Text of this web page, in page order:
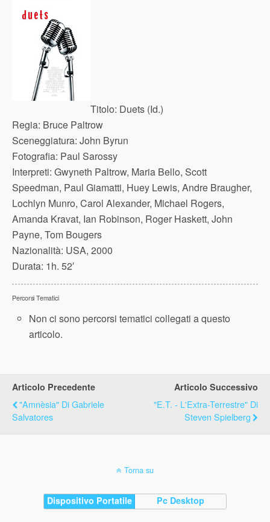
Titolo: Duets (Id.)
Regia: Bruce Paltrow
Sceneggiatura: John Byrun
Fotografia: Paul Sarossy
Interpreti: Gwyneth Paltrow, Maria Bello, Scott
Speedman, Paul Giamatti, Huey Lewis, Andre Braugher,
Lochlyn Munro, Carol Alexander, Michael Rogers,
Amanda Kravat, Ian Robinson, Roger Haskett, John
Payne, Tom Bougers
Nazionalità: USA, 2000
Durata: 1h. 52′
Percorsi Tematici
Non ci sono percorsi tematici collegati a questo
articolo.
Articolo Precedente
"Amnèsia" Di Gabriele
Salvatores
Articolo Successivo
"E.T. - L'Extra-Terrestre" Di
Steven Spielberg
Torna su
Dispositivo Portatile Pc Desktop